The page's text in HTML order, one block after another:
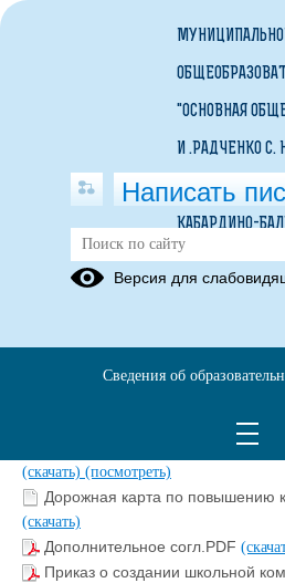
Приказы, локальные
Повышению
Приказ об утверждении
(скачать) (посмотреть)
Дорожная карта по повышению
(скачать)
Дополнительное согл.PDF
Приказ о создании школьной
"ОСНОВНАЯ
И .РАДЧЕНКО С.
КАБАРДИНО-
Написать
Версия для
Сведения об